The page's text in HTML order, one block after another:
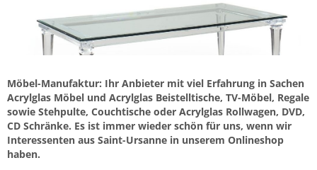
Möbel-Manufaktur: Ihr Anbieter mit viel Erfahrung in Sachen
Acrylglas Möbel und Acrylglas Beistelltische, TV-Möbel, Regale
sowie Stehpulte, Couchtische oder Acrylglas Rollwagen, DVD,
CD Schränke. Es ist immer wieder schön für uns, wenn wir
Interessenten aus Saint-Ursanne in unserem Onlineshop
haben.